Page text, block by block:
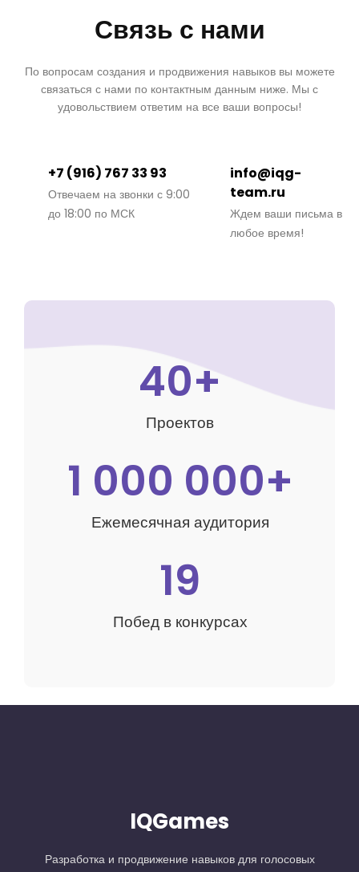
Связь с нами
По вопросам создания и продвижения навыков вы можете
связаться с нами по контактным данным ниже. Мы с
удовольствием ответим на все ваши вопросы!
+7 (916) 767 33 93
Отвечаем на звонки с 9:00
до 18:00 по МСК
info@iqg-
team.ru
Ждем ваши письма в
любое время!
40+
Проектов
1 000 000+
Ежемесячная аудитория
19
Побед в конкурсах
IQGames
Разработка и продвижение навыков для голосовых